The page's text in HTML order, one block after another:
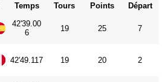
Temps Tours Points Départ
42'39.00
6
19 25 7
42'49.117 19 20 2